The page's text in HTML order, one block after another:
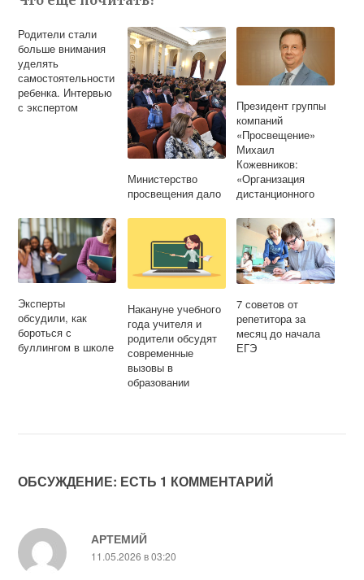
Родители стали
больше внимания
уделять
самостоятельности
ребенка. Интервью
с экспертом
Министерство
просвещения дало
«Родительского
университета»
Президент группы
компаний
«Просвещение»
Михаил
Кожевников:
«Организация
дистанционного
школьников
требует системного
взаимодействия»
Эксперты
обсудили, как
бороться с
буллингом в школе
Накануне учебного
года учителя и
родители обсудят
современные
вызовы в
образовании
7 советов от
репетитора за
месяц до начала
ЕГЭ
ОБСУЖДЕНИЕ: ЕСТЬ 1 КОММЕНТАРИЙ
АРТЕМИЙ
11.05.2026 в 03:20